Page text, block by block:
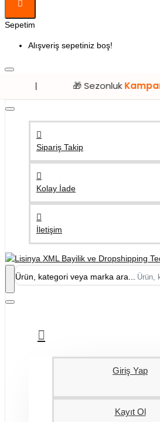
Sepetim
Alışveriş sepetiniz boş!
🎁 Sezonluk Kampanyalar
Sipariş Takip
Kolay İade
İletişim
Ürün, kategori veya marka ara...
Giriş Yap
Kayıt Ol